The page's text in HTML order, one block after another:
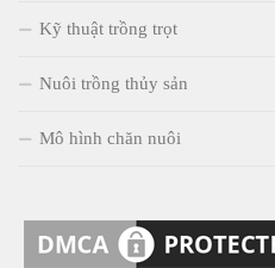
Kỹ thuật trồng trọt
Nuôi trồng thủy sản
Mô hình chăn nuôi